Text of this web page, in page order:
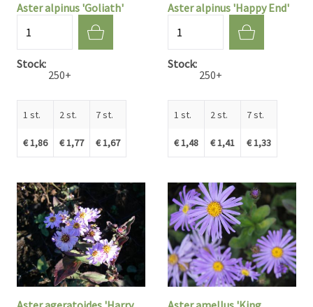
Aster alpinus 'Goliath'
Stock
250+
1 st.
€ 1,86
2 st.
€ 1,77
7 st.
€ 1,67
Aster alpinus 'Happy End'
Stock
250+
1 st.
€ 1,48
2 st.
€ 1,41
7 st.
€ 1,33